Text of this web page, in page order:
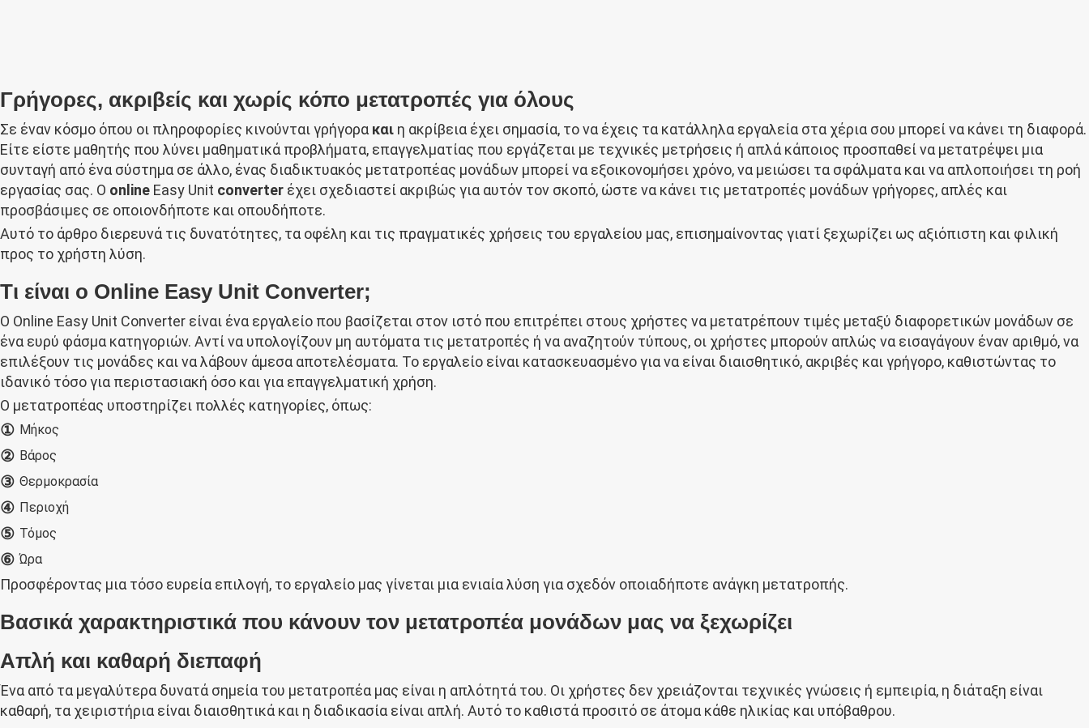
Γρήγορες, ακριβείς και χωρίς κόπο μετατροπές για όλους
Σε έναν κόσμο όπου οι πληροφορίες κινούνται γρήγορα και η ακρίβεια έχει σημασία, το να έχεις τα κατάλληλα εργαλεία στα χέρια σου μπορεί να κάνει τη διαφορά.
Είτε είστε μαθητής που λύνει μαθηματικά προβλήματα, επαγγελματίας που εργάζεται με τεχνικές μετρήσεις ή απλά κάποιος προσπαθεί να μετατρέψει μια
συνταγή από ένα σύστημα σε άλλο, ένας διαδικτυακός μετατροπέας μονάδων μπορεί να εξοικονομήσει χρόνο, να μειώσει τα σφάλματα και να απλοποιήσει τη ροή
εργασίας σας. Ο online Easy Unit converter έχει σχεδιαστεί ακριβώς για αυτόν τον σκοπό, ώστε να κάνει τις μετατροπές μονάδων γρήγορες, απλές και
προσβάσιμες σε οποιονδήποτε και οπουδήποτε.
Αυτό το άρθρο διερευνά τις δυνατότητες, τα οφέλη και τις πραγματικές χρήσεις του εργαλείου μας, επισημαίνοντας γιατί ξεχωρίζει ως αξιόπιστη και φιλική
προς το χρήστη λύση.
Τι είναι ο Online Easy Unit Converter;
Ο Online Easy Unit Converter είναι ένα εργαλείο που βασίζεται στον ιστό που επιτρέπει στους χρήστες να μετατρέπουν τιμές μεταξύ διαφορετικών μονάδων σε
ένα ευρύ φάσμα κατηγοριών. Αντί να υπολογίζουν μη αυτόματα τις μετατροπές ή να αναζητούν τύπους, οι χρήστες μπορούν απλώς να εισαγάγουν έναν αριθμό, να
επιλέξουν τις μονάδες και να λάβουν άμεσα αποτελέσματα. Το εργαλείο είναι κατασκευασμένο για να είναι διαισθητικό, ακριβές και γρήγορο, καθιστώντας το
ιδανικό τόσο για περιστασιακή όσο και για επαγγελματική χρήση.
Ο μετατροπέας υποστηρίζει πολλές κατηγορίες, όπως:
① Μήκος
② Βάρος
③ Θερμοκρασία
④ Περιοχή
⑤ Τόμος
⑥ Ώρα
Προσφέροντας μια τόσο ευρεία επιλογή, το εργαλείο μας γίνεται μια ενιαία λύση για σχεδόν οποιαδήποτε ανάγκη μετατροπής.
Βασικά χαρακτηριστικά που κάνουν τον μετατροπέα μονάδων μας να ξεχωρίζει
Απλή και καθαρή διεπαφή
Ένα από τα μεγαλύτερα δυνατά σημεία του μετατροπέα μας είναι η απλότητά του. Οι χρήστες δεν χρειάζονται τεχνικές γνώσεις ή εμπειρία, η διάταξη είναι
καθαρή, τα χειριστήρια είναι διαισθητικά και η διαδικασία είναι απλή. Αυτό το καθιστά προσιτό σε άτομα κάθε ηλικίας και υπόβαθρου.